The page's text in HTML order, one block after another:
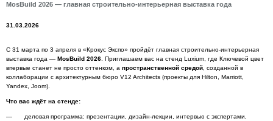
MosBuild 2026 — главная строительно-интерьерная выставка года
31.03.2026
С 31 марта по 3 апреля в «Крокус Экспо» пройдёт главная строительно-интерьерная
выставка года — MosBuild 2026 . Приглашаем вас на стенд Luxium, где Ключевой цвет
впервые станет не просто оттенком, а пространственной средой , созданной в
коллаборации с архитектурным бюро V12 Architects (проекты для Hilton, Marriott,
Yandex, Joom).
Что вас ждёт на стенде:
деловая программа: презентации, дизайн-лекции, интервью с экспертами,